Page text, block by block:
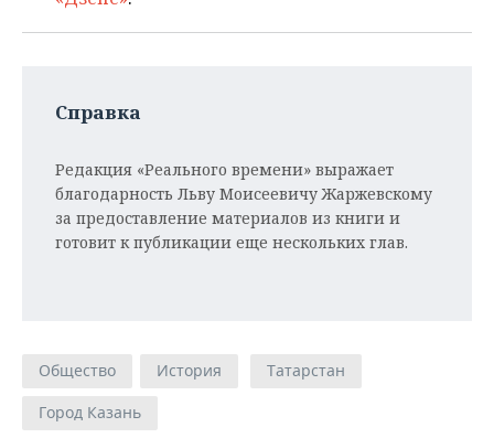
Справка
Редакция «Реального времени» выражает
благодарность Льву Моисеевичу Жаржевскому
за предоставление материалов из книги и
готовит к публикации еще нескольких глав.
Общество История
Татарстан
Город Казань